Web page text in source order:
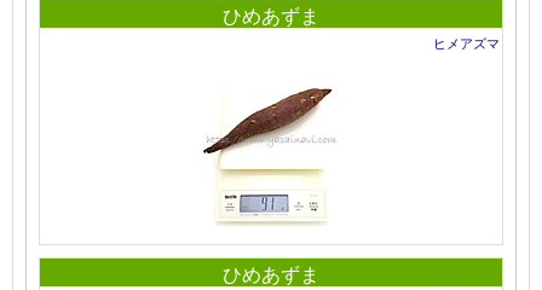
ひめあずま
ヒメアズマ
ひめあずま